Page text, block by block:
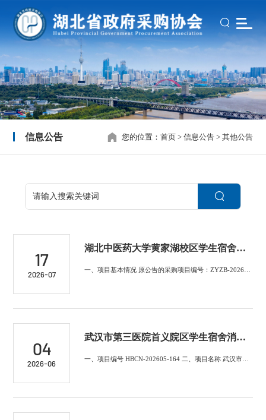
信息公告 您的位置： 首页> 信息公告> 其他公告
17
2026-07
湖北中医药大学黄家湖校区学生宿舍更换卫生间门项目更正公告
04
2026-06
武汉市第三医院首义院区学生宿舍消火栓改造项目废标公告